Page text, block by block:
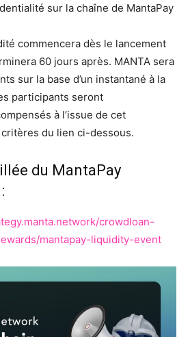
sur la chaîne de MantaPay
commencera dès le lancement
60 jours après. MANTA sera
sur la base d’un instantané à la
participants seront
à l’issue de cet
du lien ci-dessous.
du MantaPay
crowdloan-
mantapay-liquidity-event